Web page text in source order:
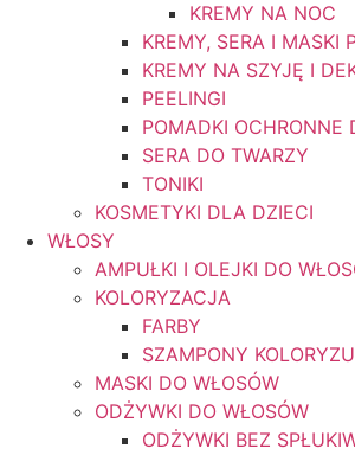
KREMY NA NOC
KREMY, SERA I MASKI
KREMY NA SZYJĘ I
PEELINGI
POMADKI OCHRONNE
SERA DO TWARZY
TONIKI
KOSMETYKI DLA DZIECI
WŁOSY
AMPUŁKI I OLEJKI DO
KOLORYZACJA
FARBY
SZAMPONY
MASKI DO WŁOSÓW
ODŻYWKI DO WŁOSÓW
ODŻYWKI BEZ